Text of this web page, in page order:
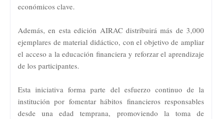
económicos clave.
Además, en esta edición AIRAC distribuirá más de 3,000
ejemplares de material didáctico, con el objetivo de ampliar
el acceso a la educación financiera y reforzar el aprendizaje
de los participantes.
Esta iniciativa forma parte del esfuerzo continuo de la
institución por fomentar hábitos financieros responsables
desde una edad temprana, promoviendo la toma de